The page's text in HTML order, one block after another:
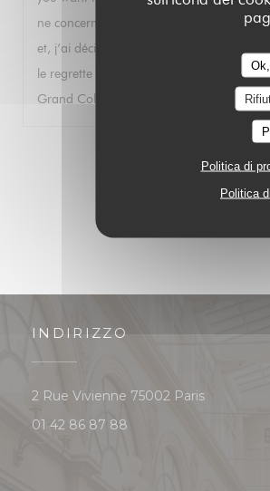
Politica di
Politica
ne concerne pas que les personnes
et, j’ai décidé de rayer votre établissement
le regrette car j’ai autrefois passé
Grand Colbert. Bien à vous. Gwénolé JAN
2 3
INDIRIZZO
2 Rue Vivienne 75002 Paris((apre una
01 42 86 87 88